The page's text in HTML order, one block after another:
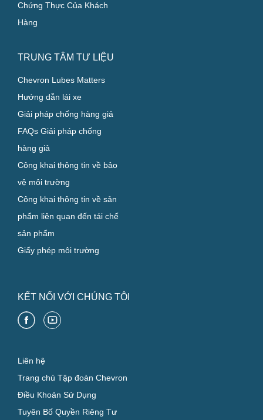
Chứng Thực Của Khách
Hàng
TRUNG TÂM TƯ LIỆU
Chevron Lubes Matters
Hướng dẫn lái xe
Giải pháp chống hàng giả
FAQs Giải pháp chống
hàng giả
Công khai thông tin về bảo
vệ môi trường
Công khai thông tin về sản
phẩm liên quan đến tái chế
sản phẩm
Giấy phép môi trường
KẾT NỐI VỚI CHÚNG TÔI
Liên hệ
Trang chủ Tập đoàn Chevron
Điều Khoản Sử Dụng
Tuyên Bố Quyền Riêng Tư